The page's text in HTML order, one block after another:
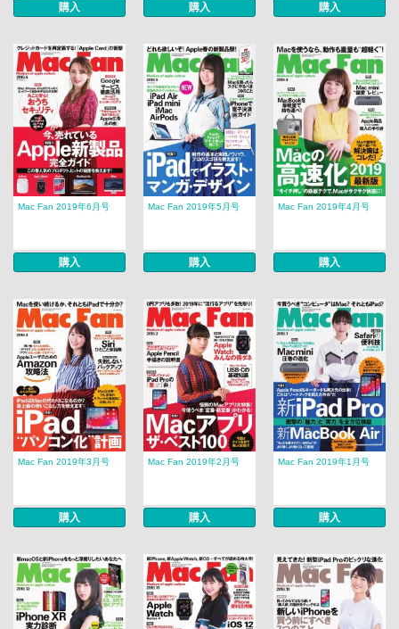
購入 購入 購入
Mac Fan 2019年6月号
購入
Mac Fan 2019年5月号
購入
Mac Fan 2019年4月号
購入
Mac Fan 2019年3月号
購入
Mac Fan 2019年2月号
購入
Mac Fan 2019年1月号
購入